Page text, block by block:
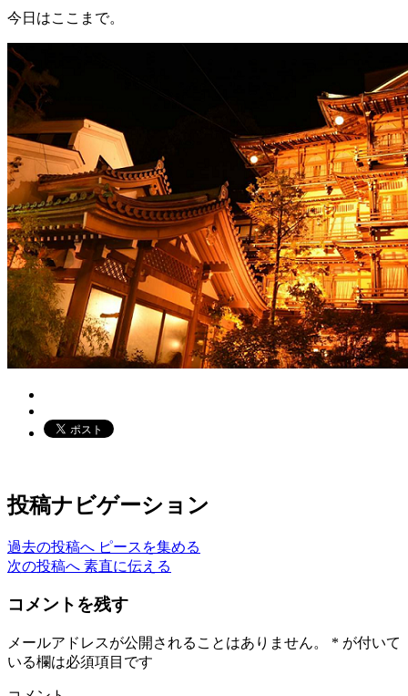
今日はここまで。
投稿ナビゲーション
過去の投稿へ ピースを集める
次の投稿へ 素直に伝える
コメントを残す
メールアドレスが公開されることはありません。 * が付いて
いる欄は必須項目です